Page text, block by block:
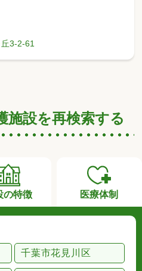
3-2-61
施設を再検索する
の特徴 医療体制
千葉市花見川区